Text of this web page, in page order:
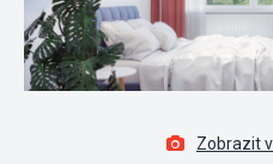
Zobrazit